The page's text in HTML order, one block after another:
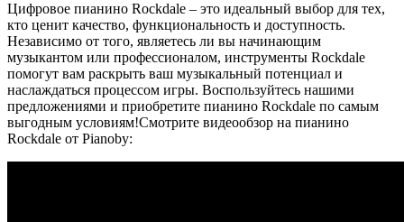
Цифровое пианино Rockdale – это идеальный выбор для тех,
кто ценит качество, функциональность и доступность.
Независимо от того, являетесь ли вы начинающим
музыкантом или профессионалом, инструменты Rockdale
помогут вам раскрыть ваш музыкальный потенциал и
наслаждаться процессом игры. Воспользуйтесь нашими
предложениями и приобретите пианино Rockdale по самым
выгодным условиям!Смотрите видеообзор на пианино
Rockdale от Pianoby: